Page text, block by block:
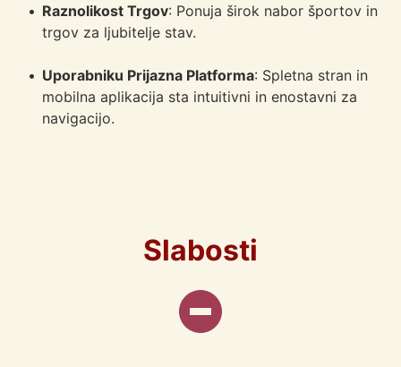
Raznolikost Trgov: Ponuja širok nabor športov in
trgov za ljubitelje stav.
Uporabniku Prijazna Platforma: Spletna stran in
mobilna aplikacija sta intuitivni in enostavni za
navigacijo.
Slabosti